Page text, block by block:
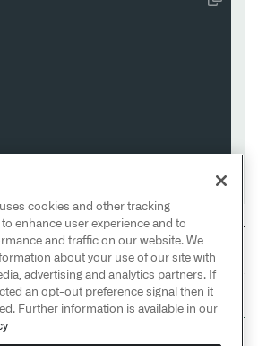
NEXT
アクティビティ
cookies and other tracking
enhance user experience and to
and traffic on our website. We
about your use of our site with
advertising and analytics partners. If
an opt-out preference signal then it
Further information is available in our